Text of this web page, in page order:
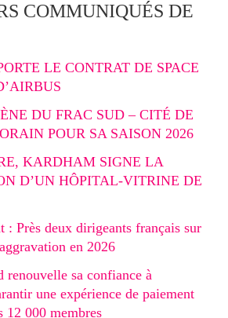
COMMUNIQUÉS DE
LE CONTRAT DE SPACE
DU FRAC SUD – CITÉ DE
POUR SA SAISON 2026
KARDHAM SIGNE LA
D’UN HÔPITAL-VITRINE DE
: Près deux dirigeants français sur
en 2026
renouvelle sa confiance à
une expérience de paiement
12 000 membres